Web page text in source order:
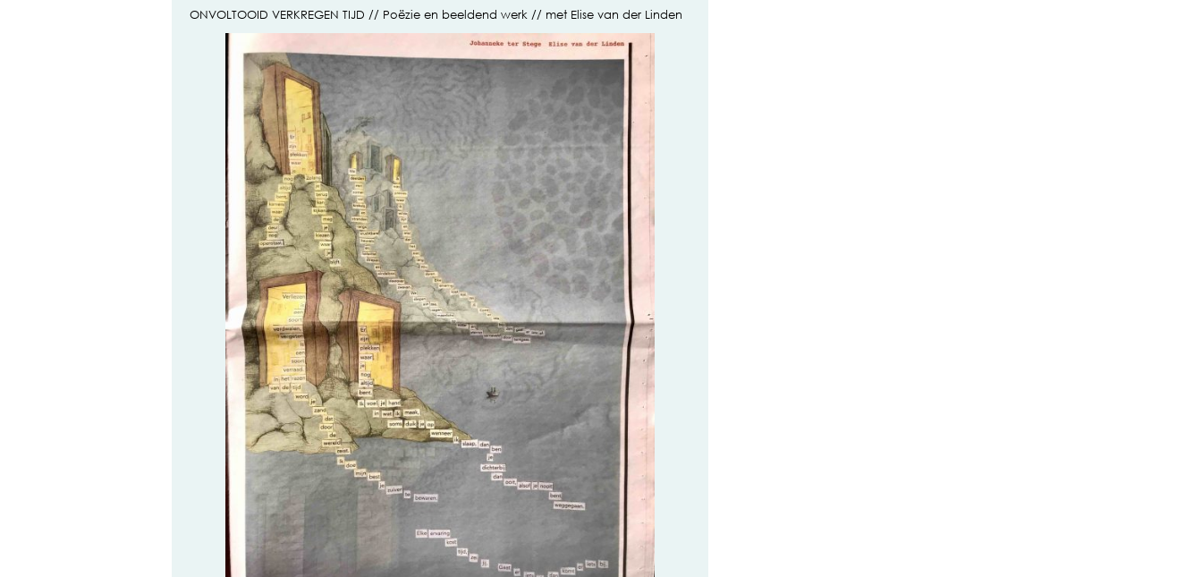
ONVOLTOOID VERKREGEN TIJD // Poëzie en beeldend werk // met Elise van der Linden